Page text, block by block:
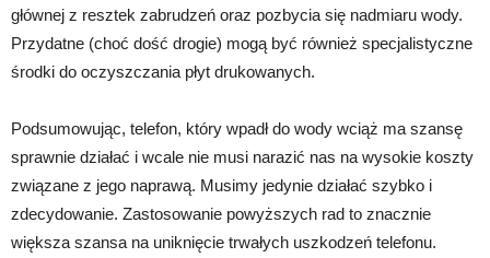
głównej z resztek zabrudzeń oraz pozbycia się nadmiaru wody.
Przydatne (choć dość drogie) mogą być również specjalistyczne
środki do oczyszczania płyt drukowanych.
Podsumowując, telefon, który wpadł do wody wciąż ma szansę
sprawnie działać i wcale nie musi narazić nas na wysokie koszty
związane z jego naprawą. Musimy jedynie działać szybko i
zdecydowanie. Zastosowanie powyższych rad to znacznie
większa szansa na uniknięcie trwałych uszkodzeń telefonu.